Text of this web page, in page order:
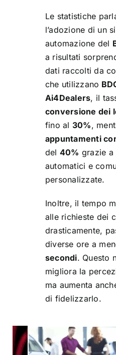
Le statistiche
l’adozione di un
automazione del
a risultati
dati raccolti da
che utilizzano
Ai4Dealers, il
conversione dei
fino al 30%,
appuntamenti
del 40% grazie a
automatici e
personalizzate.
Inoltre, il tempo
alle richieste dei
drasticamente,
diverse ore a
secondi. Questo
migliora la
ma aumenta
di fidelizzarlo.